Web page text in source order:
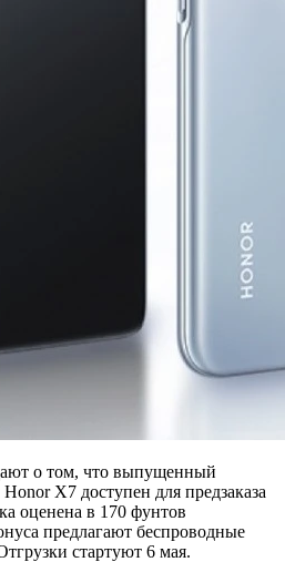
о том, что выпущенный
X7 доступен для предзаказа
оценена в 170 фунтов
предлагают беспроводные
стартуют 6 мая.